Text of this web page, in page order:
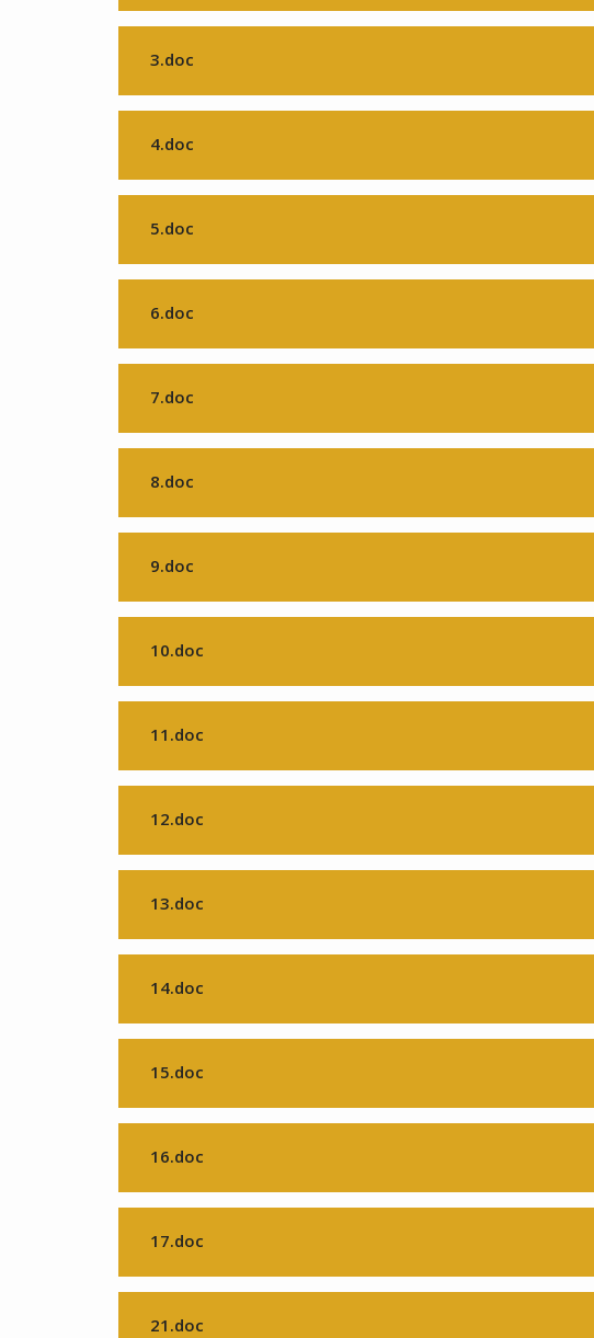
3.doc
4.doc
5.doc
6.doc
7.doc
8.doc
9.doc
10.doc
11.doc
12.doc
13.doc
14.doc
15.doc
16.doc
17.doc
21.doc